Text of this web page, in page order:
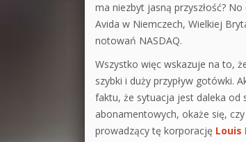
ma niezbyt jasną przyszłość?
Avida w Niemczech, Wielkiej
notowań NASDAQ.
Wszystko więc wskazuje na to,
szybki i duży przypływ gotówki.
faktu, że sytuacja jest daleka od
abonamentowych, okaże się,
prowadzący tę korporację Louis